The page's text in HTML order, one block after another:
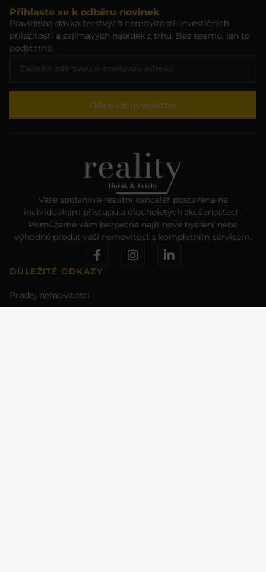
Přihlaste se k odběru novinek
Pravidelná dávka čerstvých nemovitostí, investičních
příležitostí a zajímavých nabídek z trhu. Bez spamu, jen to
podstatné.
Odebírat newsletter
Vaše spolehlivá realitní kancelář postavená na
individuálním přístupu a dlouholetých zkušenostech.
Pomůžeme vám bezpečně najít nové bydlení nebo
výhodně prodat vaši nemovitost s kompletním servisem.
DŮLEŽITÉ ODKAZY
Prodej nemovitostí